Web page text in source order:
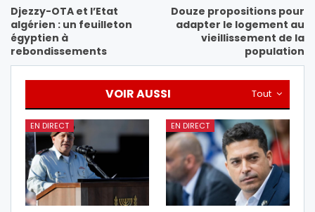
Djezzy-OTA et l’Etat
algérien : un feuilleton
égyptien à
rebondissements
Douze propositions pour
adapter le logement au
vieillissement de la
population
Tout
VOIR AUSSI
EN DIRECT EN DIRECT